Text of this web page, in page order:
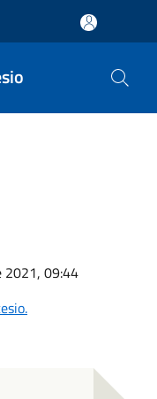
2021, 09:44